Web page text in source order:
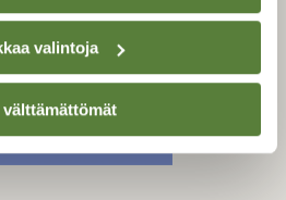
valintoja
välttämättömät